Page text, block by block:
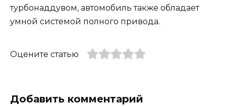
турбонаддувом, автомобиль также обладает
умной системой полного привода.
Оцените статью
Добавить комментарий